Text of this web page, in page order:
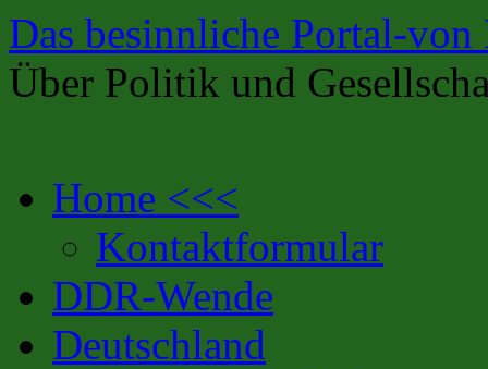
Das besinnliche Portal-von
Über Politik und
Inhalt
springenHome <<<
Kontaktformular
DDR-Wende
Deutschland